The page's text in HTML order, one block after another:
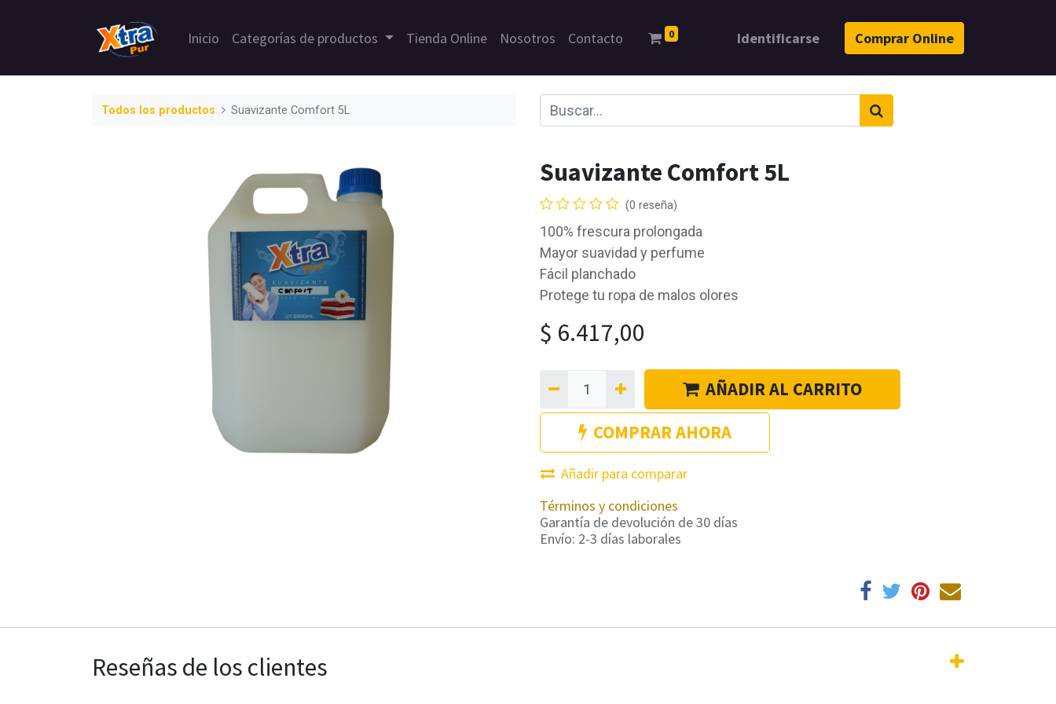
Inicio Categorías de productos Tienda Online Nosotros Contacto 0 Identificarse Comprar Online
Todos los productos Suavizante Comfort 5L
Suavizante Comfort 5L
(0 reseña)
100% frescura prolongada
Mayor suavidad y perfume
Fácil planchado
Protege tu ropa de malos olores
$ 6.417,00
AÑADIR AL CARRITO
COMPRAR AHORA
Añadir para comparar
Términos y condiciones
Garantía de devolución de 30 días
Envío: 2-3 días laborales
Reseñas de los clientes